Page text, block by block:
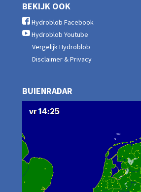
BEKIJK OOK
Hydroblob Facebook
Hydroblob Youtube
Vergelijk Hydroblob
Disclaimer & Privacy
BUIENRADAR